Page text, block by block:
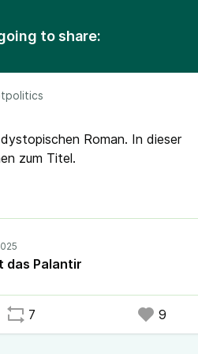
to share:
Roman. In dieser
zum Titel.
gegen die letzte
die Koalitionsverhandlungen
Palantir,
& Erfolge
das Palantir
7 9